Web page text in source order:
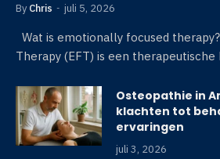
By Chris juli 5, 2026
Wat is emotionally focused
Therapy (EFT) is een
Osteopathie in
klachten tot
ervaringen
juli 3, 2026